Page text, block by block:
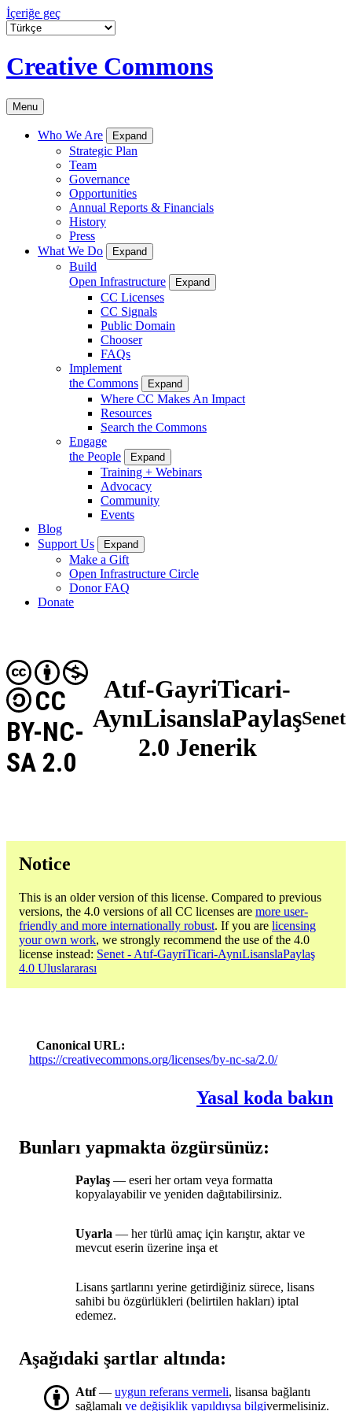
İçeriğe geç
Creative Commons
Menu
Who We Are Expand
Strategic Plan
Team
Governance
Opportunities
Annual Reports & Financials
History
Press
What We Do
Expand
Build
Open Infrastructure
Expand
CC Licenses
CC Signals
Public Domain
Chooser
FAQs
Implement
the Commons
Expand
Where CC Makes An Impact
Resources
Search the Commons
Engage
the People
Expand
Training + Webinars
Advocacy
Community
Events
Blog
Support Us
Expand
Make a Gift
Open Infrastructure Circle
Donor FAQ
Donate
Atıf-GayriTicari-
AynıLisanslaPaylaş
2.0 Jenerik
CC
BY-NC-
SA 2.0
Senet
Notice
This is an older version of this license. Compared to previous
versions, the 4.0 versions of all CC licenses are more user-
friendly and more internationally robust. If you are licensing
your own work, we strongly recommend the use of the 4.0
license instead: Senet - Atıf-GayriTicari-AynıLisanslaPaylaş
4.0 Uluslararası
Canonical URL
https://creativecommons.org/licenses/by-nc-sa/2.0/
Yasal koda bakın
Bunları yapmakta özgürsünüz:
Paylaş — eseri her ortam veya formatta
kopyalayabilir ve yeniden dağıtabilirsiniz.
Uyarla — her türlü amaç için karıştır, aktar ve
mevcut eserin üzerine inşa et
Lisans şartlarını yerine getirdiğiniz sürece, lisans
sahibi bu özgürlükleri (belirtilen hakları) iptal
edemez.
Aşağıdaki şartlar altında:
Atıf— uygun referans vermeli, lisansa bağlantı
sağlamalı ve değişiklik yapıldıysa bilgivermelisiniz.